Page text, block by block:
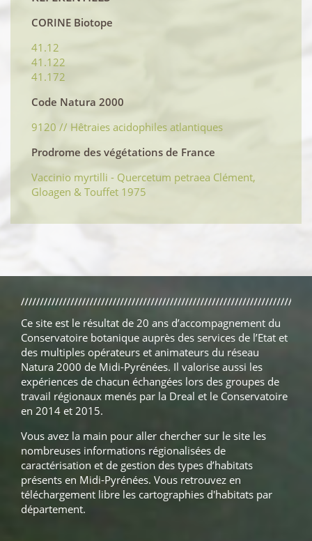
CORINE Biotope
41.12
41.122
41.172
Code Natura 2000
9120 // Hêtraies acidophiles atlantiques
Prodrome des végétations de France
Vaccinio myrtilli - Quercetum petraea Clément,
Gloagen & Touffet 1975
Ce site est le résultat de 20 ans d’accompagnement du
Conservatoire botanique auprès des services de l’Etat et
des multiples opérateurs et animateurs du réseau
Natura 2000 de Midi-Pyrénées. Il valorise aussi les
expériences de chacun échangées lors des groupes de
travail régionaux menés par la Dreal et le Conservatoire
en 2014 et 2015.
Vous avez la main pour aller chercher sur le site les
nombreuses informations régionalisées de
caractérisation et de gestion des types d’habitats
présents en Midi-Pyrénées. Vous retrouvez en
téléchargement libre les cartographies d'habitats par
département.